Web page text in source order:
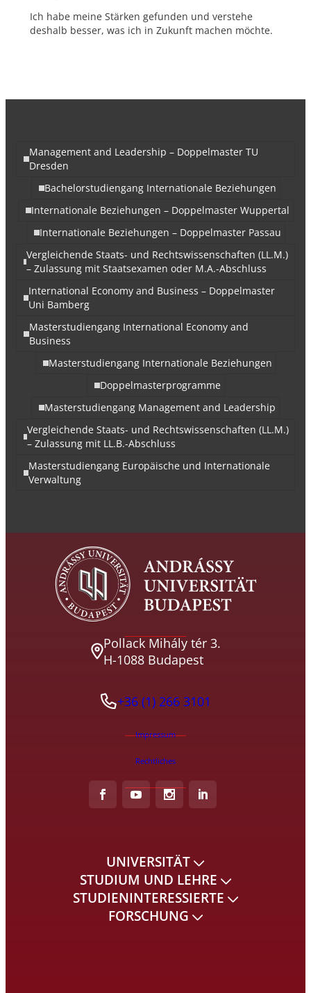
Ich habe meine Stärken gefunden und verstehe
deshalb besser, was ich in Zukunft machen möchte.
Management and Leadership – Doppelmaster TU
Dresden
Bachelorstudiengang Internationale Beziehungen
Internationale Beziehungen – Doppelmaster Wuppertal
Internationale Beziehungen – Doppelmaster Passau
Vergleichende Staats- und Rechtswissenschaften (LL.M.)
– Zulassung mit Staatsexamen oder M.A.-Abschluss
International Economy and Business – Doppelmaster
Uni Bamberg
Masterstudiengang International Economy and
Business
Masterstudiengang Internationale Beziehungen
Doppelmasterprogramme
Masterstudiengang Management and Leadership
Vergleichende Staats- und Rechtswissenschaften (LL.M.)
– Zulassung mit LL.B.-Abschluss
Masterstudiengang Europäische und Internationale
Verwaltung
Pollack Mihály tér 3.
H-1088 Budapest
+36 (1) 266 3101
Impressum
Rechtliches
UNIVERSITÄT
STUDIUM UND LEHRE
STUDIENINTERESSIERTE
FORSCHUNG